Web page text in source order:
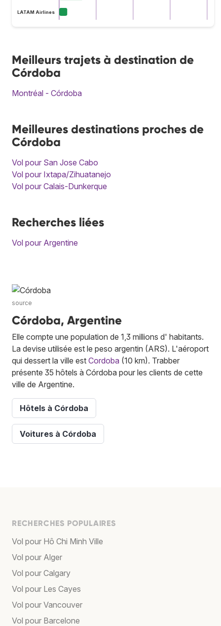
LATAM Airlines
Meilleurs trajets à destination de
Córdoba
Montréal - Córdoba
Meilleures destinations proches de
Córdoba
Vol pour San Jose Cabo
Vol pour Ixtapa/Zihuatanejo
Vol pour Calais-Dunkerque
Recherches liées
Vol pour Argentine
source
Córdoba, Argentine
Elle compte une population de 1,3 millions d' habitants.
La devise utilisée est le peso argentin (ARS). L'aéroport
qui dessert la ville est Cordoba (10 km). Trabber
présente 35 hôtels à Córdoba pour les clients de cette
ville de Argentine.
Hôtels à Córdoba
Voitures à Córdoba
RECHERCHES POPULAIRES
Vol pour Hô Chi Minh Ville
Vol pour Alger
Vol pour Calgary
Vol pour Les Cayes
Vol pour Vancouver
Vol pour Barcelone